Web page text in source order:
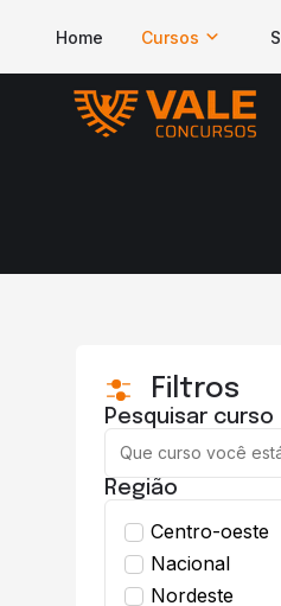
Home Cursos
Filtros
Pesquisar curso
Região
Centro-oeste
Nacional
Nordeste